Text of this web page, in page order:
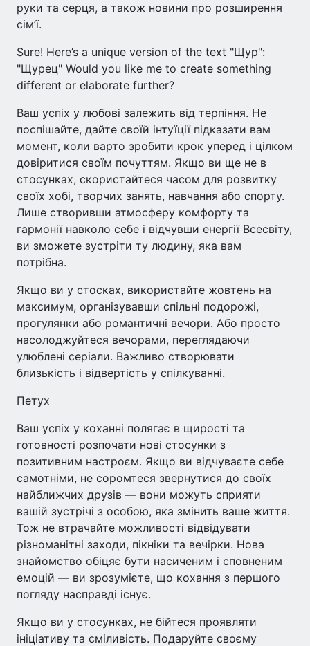
руки та серця, а також новини про розширення
сім’ї.
Sure! Here’s a unique version of the text "Щур":
"Щурец" Would you like me to create something
different or elaborate further?
Ваш успіх у любові залежить від терпіння. Не
поспішайте, дайте своїй інтуїції підказати вам
момент, коли варто зробити крок уперед і цілком
довіритися своїм почуттям. Якщо ви ще не в
стосунках, скористайтеся часом для розвитку
своїх хобі, творчих занять, навчання або спорту.
Лише створивши атмосферу комфорту та
гармонії навколо себе і відчувши енергії Всесвіту,
ви зможете зустріти ту людину, яка вам
потрібна.
Якщо ви у стосках, використайте жовтень на
максимум, організувавши спільні подорожі,
прогулянки або романтичні вечори. Або просто
насолоджуйтеся вечорами, переглядаючи
улюблені серіали. Важливо створювати
близькість і відвертість у спілкуванні.
Петух
Ваш успіх у коханні полягає в щирості та
готовності розпочати нові стосунки з
позитивним настроєм. Якщо ви відчуваєте себе
самотніми, не соромтеся звернутися до своїх
найближчих друзів — вони можуть сприяти
вашій зустрічі з особою, яка змінить ваше життя.
Тож не втрачайте можливості відвідувати
різноманітні заходи, пікніки та вечірки. Нова
знайомство обіцяє бути насиченим і сповненим
емоцій — ви зрозумієте, що кохання з першого
погляду насправді існує.
Якщо ви у стосунках, не бійтеся проявляти
ініціативу та сміливість. Подаруйте своєму